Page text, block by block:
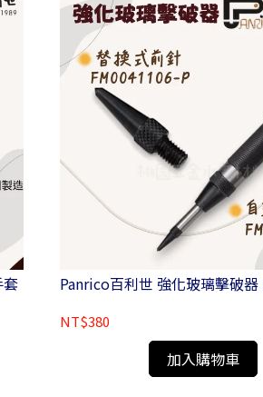
Panrico百利世 強化玻璃擊破
NT$380
加入購物車